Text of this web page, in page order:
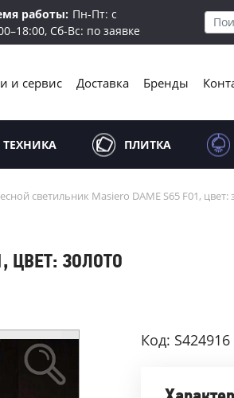
работы: Пн-Пт: с
Сб-Вс: по заявке
и сервис Доставка Бренды
ПЛИТКА
светильник Masiero DAME S65 F01, цвет:
ЦВЕТ: ЗОЛОТО
Код: S424916